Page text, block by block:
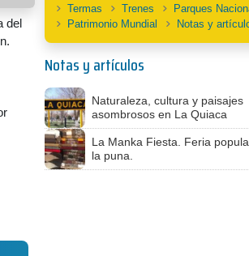
del
Termas
Trenes
Parques
Patrimonio Mundial
Notas y
Notas y artículos
Naturaleza, cultura y paisajes
asombrosos en La Quiaca
La Manka Fiesta. Feria
la puna.